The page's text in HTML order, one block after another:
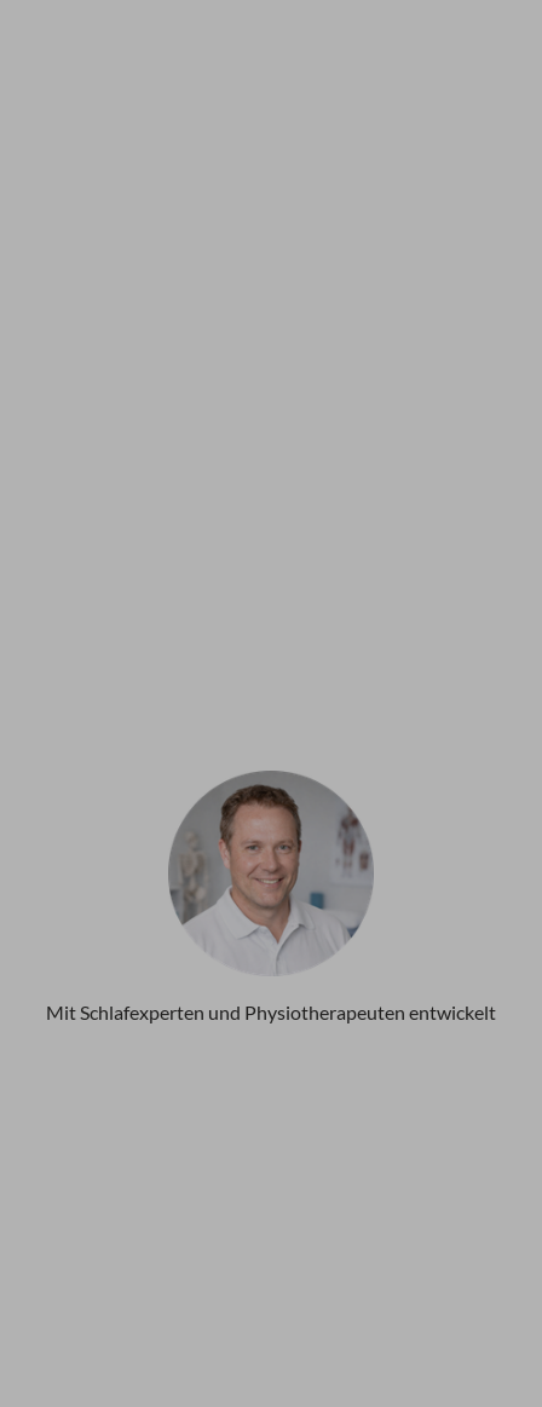
Mit Schlafexperten und Physiotherapeuten entwickelt